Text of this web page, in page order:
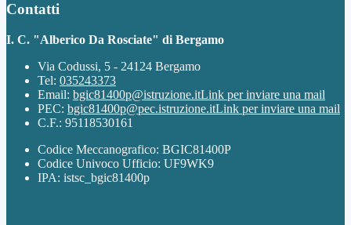
Contatti
I. C. "Alberico Da Rosciate" di Bergamo
Via Codussi, 5 - 24124 Bergamo
Tel: 035243373
Email: bgic81400p@istruzione.itLink per inviare una mail
PEC: bgic81400p@pec.istruzione.itLink per inviare una mail
C.F.: 95118530161
Codice Meccanografico: BGIC81400P
Codice Univoco Ufficio: UF9WK9
IPA: istsc_bgic81400p